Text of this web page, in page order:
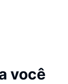
você